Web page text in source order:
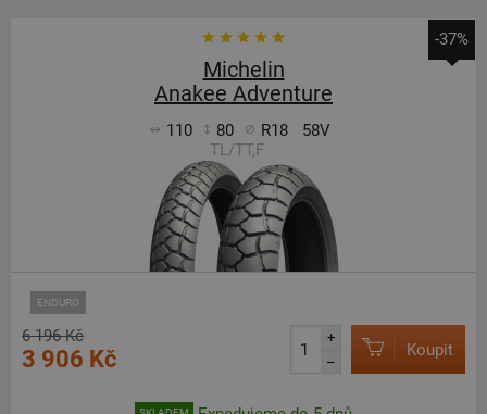
-37%
Michelin
Anakee Adventure
110 80 R18
58V
TL/TT,F
ENDURO
6 196 Kč
3 906 Kč
+
–
Koupit